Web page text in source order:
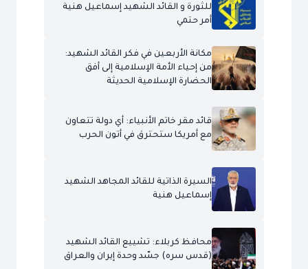
للثورة و القائد الشهيد إسماعيل هنية
أمر حتمي
مكانة الأربعين في فكر القائد الشهيد:
من إحياء الأمة الإسلامية إلى أفق
الحضارة الإسلامية الحديثة
قائد مقر خاتم الأنبياء: أي دولة تتعاون
مع أمريكا ستحترق في أتون الحرب
السيرة الذاتية للقائد المجاهد الشهيد
إسماعيل هنية
محافظ كربلاء: تشييع القائد الشهيد
(قدس سره) جسّد وحدة إيران والعراق